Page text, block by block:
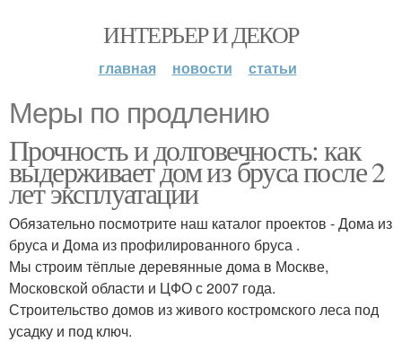
ИНТЕРЬЕР И ДЕКОР
главная новости статьи
Меры по продлению
Прочность и долговечность: как
выдерживает дом из бруса после 2
лет эксплуатации
Обязательно посмотрите наш каталог проектов - Дома из
бруса и Дома из профилированного бруса .
Мы строим тёплые деревянные дома в Москве,
Московской области и ЦФО с 2007 года.
Строительство домов из живого костромского леса под
усадку и под ключ.